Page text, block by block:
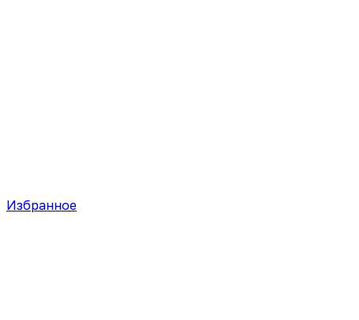
Избранное